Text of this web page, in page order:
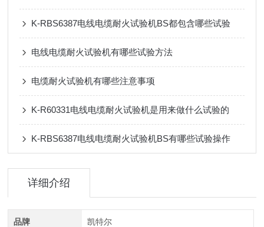
K-RBS6387电线电缆耐火试验机BS都包含哪些试验
电线电缆耐火试验机有哪些试验方法
电缆耐火试验机有哪些注意事项
K-R60331电线电缆耐火试验机是用来做什么试验的
K-RBS6387电线电缆耐火试验机BS有哪些试验操作
详细介绍
品牌 凯特尔